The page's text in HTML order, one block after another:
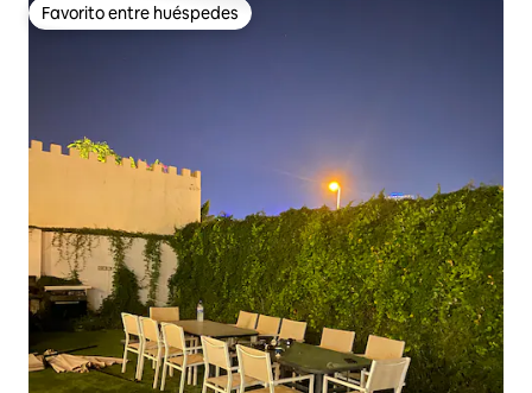
Favorito entre huéspedes
Favorito entre huéspedes